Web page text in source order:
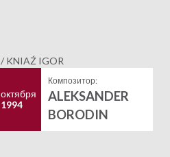
/ KNIAŹ IGOR
октября
1994
Композитор:
ALEKSANDER
BORODIN